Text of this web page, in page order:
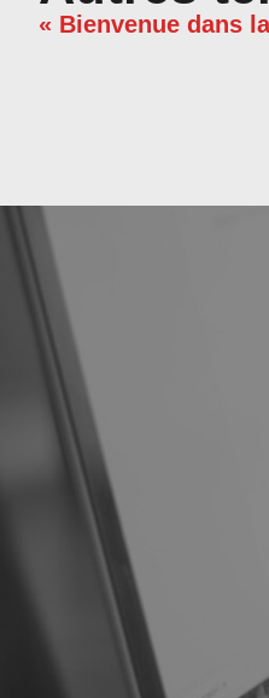
« Bienvenue dans